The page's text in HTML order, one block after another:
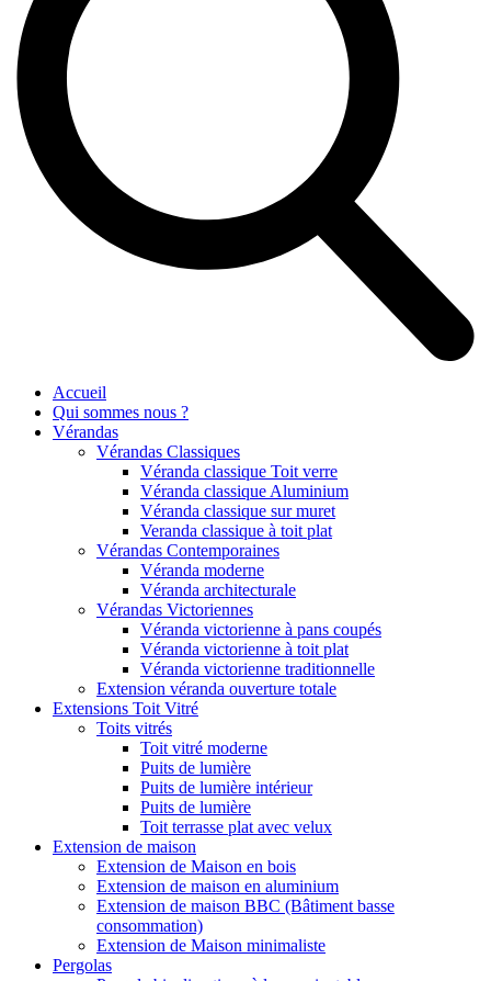
Accueil
Qui sommes nous ?
Vérandas
Vérandas Classiques
Véranda classique Toit verre
Véranda classique Aluminium
Véranda classique sur muret
Veranda classique à toit plat
Vérandas Contemporaines
Véranda moderne
Véranda architecturale
Vérandas Victoriennes
Véranda victorienne à pans coupés
Véranda victorienne à toit plat
Véranda victorienne traditionnelle
Extension véranda ouverture totale
Extensions Toit Vitré
Toits vitrés
Toit vitré moderne
Puits de lumière
Puits de lumière intérieur
Puits de lumière
Toit terrasse plat avec velux
Extension de maison
Extension de Maison en bois
Extension de maison en aluminium
Extension de maison BBC (Bâtiment basse
consommation)
Extension de Maison minimaliste
Pergolas